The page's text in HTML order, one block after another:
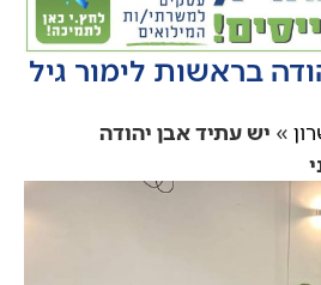
בראשות לימור גיל
» יש עתיד אבן יהודה